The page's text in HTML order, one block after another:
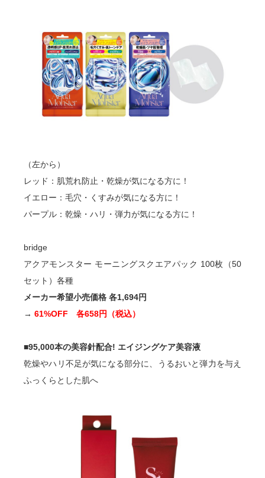
（左から）
レッド：肌荒れ防止・乾燥が気になる方に！
イエロー：毛穴・くすみが気になる方に！
パープル：乾燥・ハリ・弾力が気になる方に！
bridge
アクアモンスター モーニングスクエアパック 100枚（50
セット）各種
メーカー希望小売価格 各1,694円
→ 61%OFF 各658円（税込）
■95,000本の美容針配合! エイジングケア美容液
乾燥やハリ不足が気になる部分に、うるおいと弾力を与え
ふっくらとした肌へ